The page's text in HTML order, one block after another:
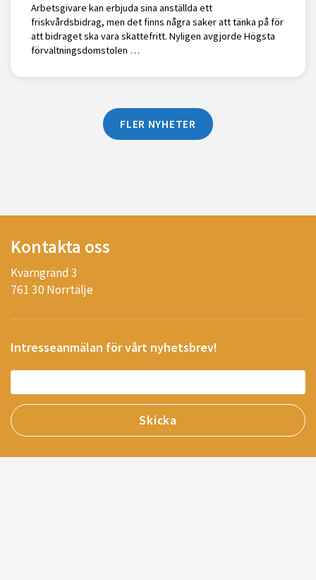
Arbetsgivare kan erbjuda sina anställda ett
friskvårdsbidrag, men det finns några saker att tänka på för
att bidraget ska vara skattefritt. Nyligen avgjorde Högsta
förvaltningsdomstolen …
FLER NYHETER
Kontakta oss
Kvarngränd 3
761 30 Norrtälje
Intresseanmälan för vårt nyhetsbrev!